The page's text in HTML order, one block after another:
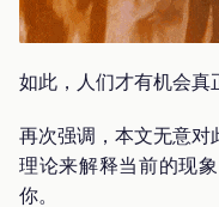
如此，人们才有机会真
再次强调，本文无意
理论来解释当前的现
你。